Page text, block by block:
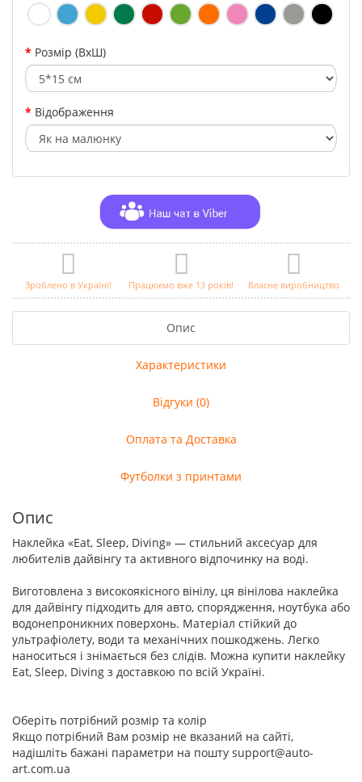
Розмір (ВхШ)
Відображення
Зроблено в Україні! Працюємо вже 13 років! Власне виробництво
Опис
Характеристики
Відгуки (0)
Оплата та Доставка
Футболки з принтами
Опис
Наклейка «Eat, Sleep, Diving» — стильний аксесуар для
любителів дайвінгу та активного відпочинку на воді.
Виготовлена з високоякісного вінілу, ця вінілова наклейка
для дайвінгу підходить для авто, спорядження, ноутбука або
водонепроникних поверхонь. Матеріал стійкий до
ультрафіолету, води та механічних пошкоджень. Легко
наноситься і знімається без слідів. Можна купити наклейку
Eat, Sleep, Diving з доставкою по всій Україні.
Оберіть потрібний розмір та колір
Якщо потрібний Вам розмір не вказаний на сайті,
надішліть бажані параметри на пошту support@auto-
art.com.ua